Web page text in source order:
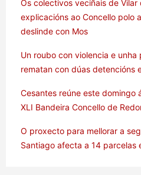
Os colectivos veciñais de
explicacións ao Concello polo
deslinde con Mos
Un roubo con violencia e
rematan con dúas detencións
Cesantes reúne este domingo
XLI Bandeira Concello de
O proxecto para mellorar a
Santiago afecta a 14 parcelas